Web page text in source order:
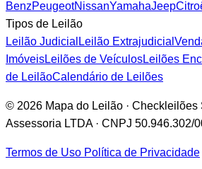
BenzPeugeotNissanYamahaJeep
Tipos de Leilão
Leilão Judicial Leilão Extrajudicial
ImóveisLeilões de VeículosLeilões
de LeilãoCalendário de Leilões
© 2026 Mapa do Leilão · Checkleilões
Assessoria LTDA · CNPJ 50.946.302/
Termos de Uso Política de Privacidade